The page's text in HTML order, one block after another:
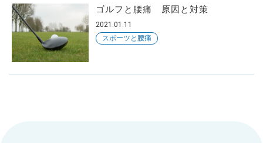
ゴルフと腰痛 原因と対策
2021.01.11
スポーツと腰痛